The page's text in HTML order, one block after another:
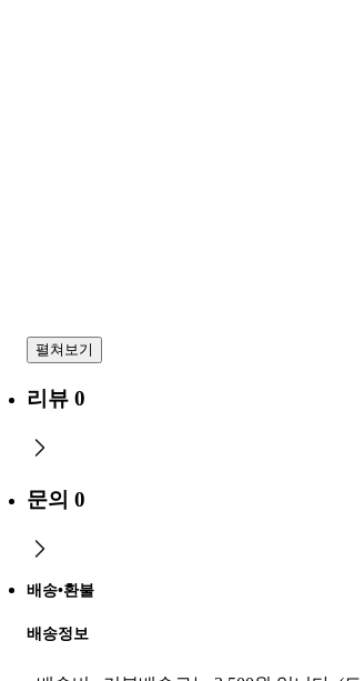
펼쳐보기
리뷰 0
문의 0
배송•환불
배송정보